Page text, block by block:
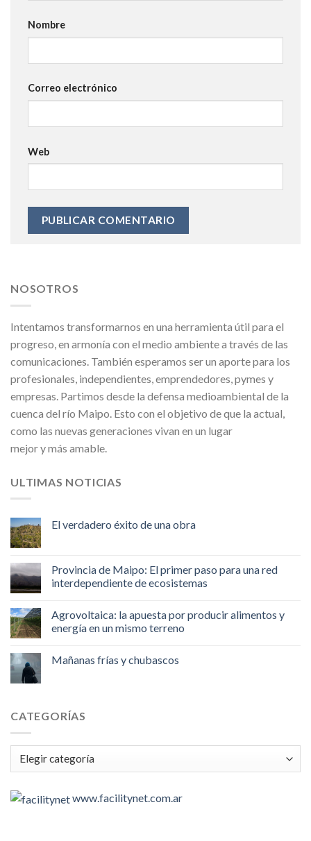
Nombre
Correo electrónico
Web
NOSOTROS
Intentamos transformarnos en una herramienta útil para el
progreso, en armonía con el medio ambiente a través de las
comunicaciones. También esperamos ser un aporte para los
profesionales, independientes, emprendedores, pymes y
empresas. Partimos desde la defensa medioambiental de la
cuenca del río Maipo. Esto con el objetivo de que la actual,
como las nuevas generaciones vivan en un lugar
mejor y más amable.
ULTIMAS NOTICIAS
El verdadero éxito de una obra
Provincia de Maipo: El primer paso para una red
interdependiente de ecosistemas
Agrovoltaica: la apuesta por producir alimentos y
energía en un mismo terreno
Mañanas frías y chubascos
CATEGORÍAS
Categorías
www.facilitynet.com.ar